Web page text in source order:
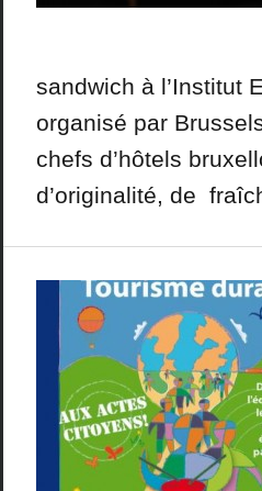
sandwich à l’Institut
organisé par
chefs d’hôtels
d’originalité, de